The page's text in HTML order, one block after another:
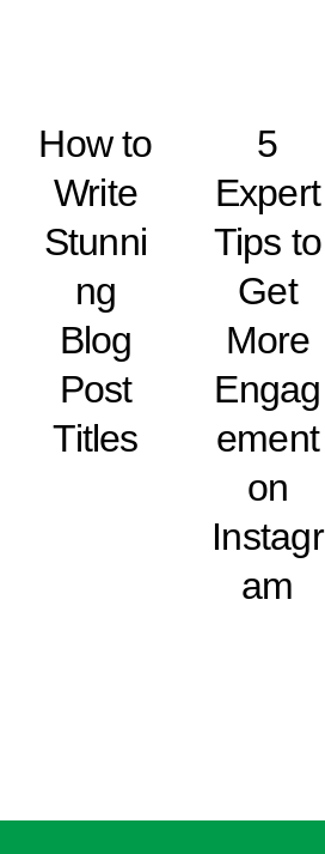
How to
Write
Stunni
ng
Blog
Post
Titles
5
Expert
Tips to
Get
More
Engag
ement
on
Instagr
am